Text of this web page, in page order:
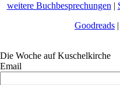
weitere Buchbesprechungen |
Goodreads |
Die Woche auf Kuschelkirche
Email